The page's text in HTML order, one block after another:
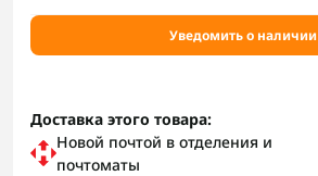
Уведомить о наличии
Доставка этого товара:
Новой почтой в отделения и
почтоматы